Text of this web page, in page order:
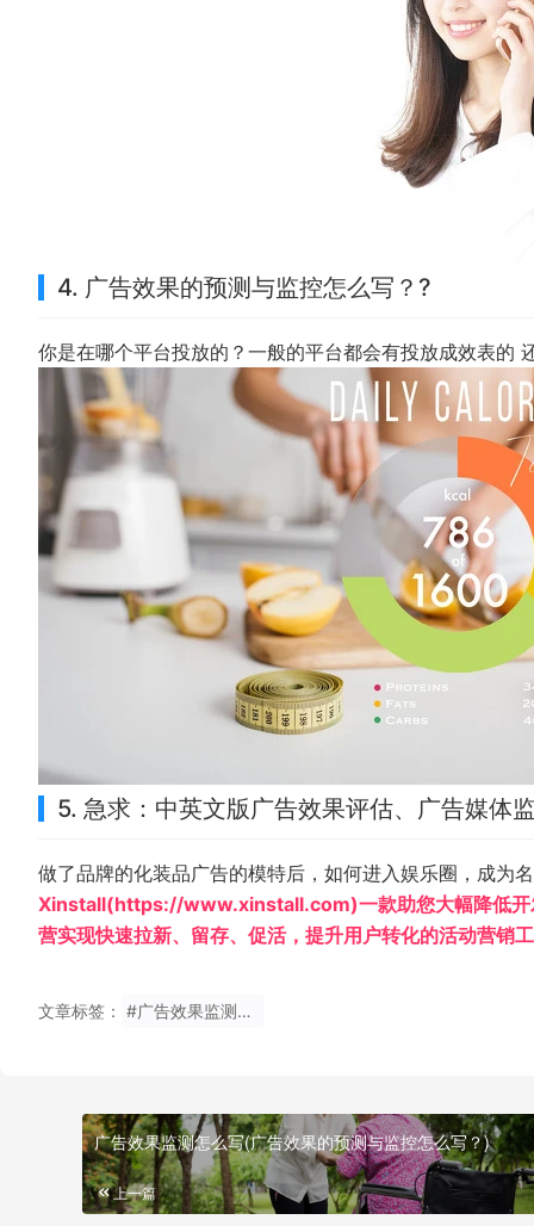
4. 广告效果的预测与监控怎么写？?
你是在哪个平台投放的？一般的平台都会有投放成效表的
5. 急求：中英文版广告效果评估、广告媒体
做了品牌的化装品广告的模特后，如何进入娱乐圈，成为
Xinstall(https://www.xinstall.com)一款助您大幅降低开
营实现快速拉新、留存、促活，提升用户转化的活动营销
文章标签： #广告效果监测怎么做,广告效果的预测与监控怎么写？
广告效果监测怎么写(广告效果的预测与监控怎么写？)
上一篇